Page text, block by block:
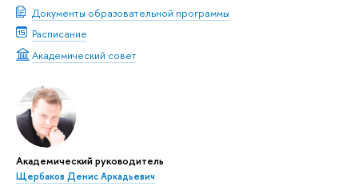
Документы образовательной программы
Расписание
Академический совет
Академический руководитель
Щербаков Денис Аркадьевич